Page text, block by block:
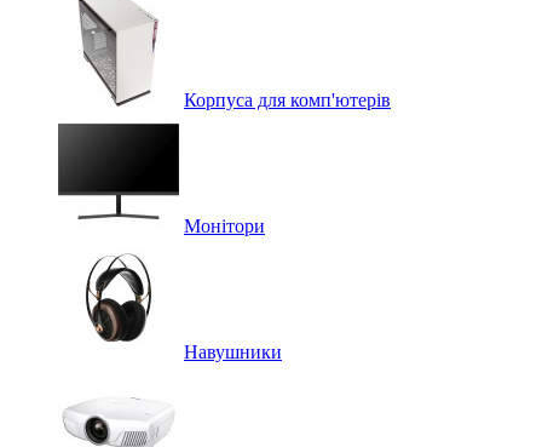
Корпуса для комп'ютерів
Монітори
Навушники